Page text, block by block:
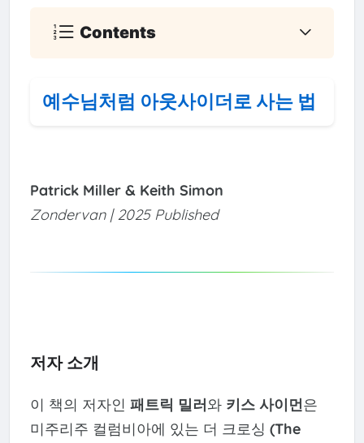
Contents
예수님처럼 아웃사이더로 사는 법
Patrick Miller & Keith Simon
Zondervan | 2025 Published
저자 소개
이 책의 저자인 패트릭 밀러와 키스 사이먼은
미주리주 컬럼비아에 있는 더 크로싱 (The